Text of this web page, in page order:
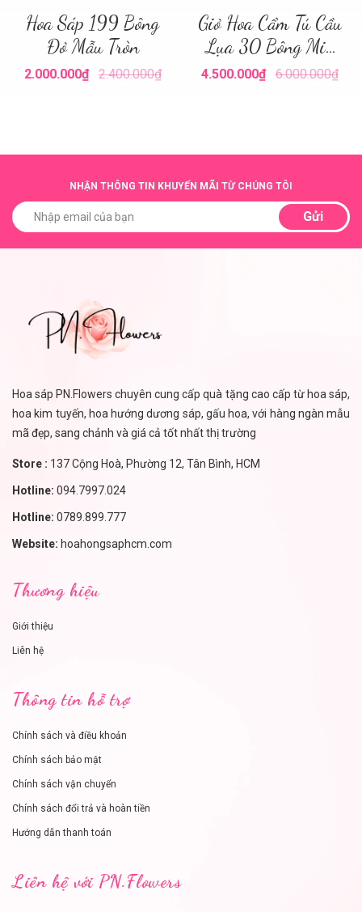
Hoa Sáp 199 Bông
Đỏ Mẫu Tròn
2.000.000₫ 2.400.000₫
Giỏ Hoa Cẩm Tú Cầu
Lụa 30 Bông Mix
Tone Xanh
4.500.000₫ 6.000.000₫
NHẬN THÔNG TIN KHUYẾN MÃI TỪ CHÚNG TÔI
Gửi
Hoa sáp PN.Flowers chuyên cung cấp quà tặng cao cấp từ hoa sáp,
hoa kim tuyến, hoa hướng dương sáp, gấu hoa, với hàng ngàn mẫu
mã đẹp, sang chảnh và giá cả tốt nhất thị trường
Store : 137 Cộng Hoà, Phường 12, Tân Bình, HCM
Hotline: 094.7997.024
Hotline: 0789.899.777
Website: hoahongsaphcm.com
Thương hiệu
Giới thiệu
Liên hệ
Thông tin hỗ trợ
Chính sách và điều khoản
Chính sách bảo mật
Chính sách vận chuyển
Chính sách đổi trả và hoàn tiền
Hướng dẫn thanh toán
Liên hệ với PN.Flowers